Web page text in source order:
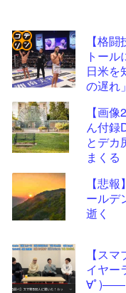
【格
トー
日米を
の遅れ
【画
ん付録
とデカ
まくる
【悲
ールデ
逝く
【ス
イヤー
∀ﾟ
コテ
リン
- 固
定リ
ンク
ツー
ル